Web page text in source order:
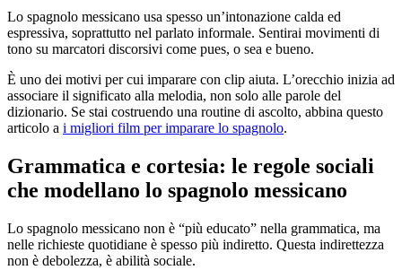
Lo spagnolo messicano usa spesso un’intonazione calda ed
espressiva, soprattutto nel parlato informale. Sentirai movimenti di
tono su marcatori discorsivi come pues, o sea e bueno.
È uno dei motivi per cui imparare con clip aiuta. L’orecchio inizia ad
associare il significato alla melodia, non solo alle parole del
dizionario. Se stai costruendo una routine di ascolto, abbina questo
articolo a i migliori film per imparare lo spagnolo.
Grammatica e cortesia: le regole sociali
che modellano lo spagnolo messicano
Lo spagnolo messicano non è “più educato” nella grammatica, ma
nelle richieste quotidiane è spesso più indiretto. Questa indirettezza
non è debolezza, è abilità sociale.